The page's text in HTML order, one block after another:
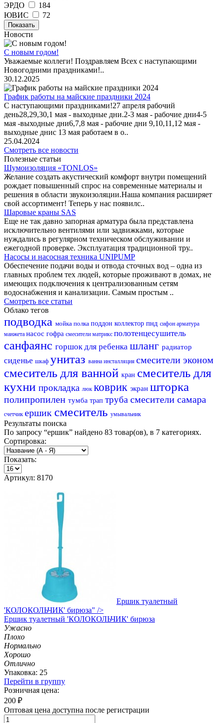
ЭРДО
184
ЮВИС
72
Показать
Новости
С новым годом!
Уважаемые коллеги! Поздравляем Всех с наступающими
Новогодними праздниками!..
30.12.2025
График работы на майские праздники 2024
С наступающими праздниками!27 апреля рабочий
день28,29,30,1 мая - выходные дни.2-3 мая - рабочие дни4-5
мая -выходные дни6,7,8 мая - рабочие дни 9,10,11,12 мая -
выходные днис 13 мая работаем в о..
25.04.2024
Смотреть все новости
Полезные статьи
Шумоизоляция «TONLOS»
Желание создать акустический комфорт внутри помещений
рождает повышенный спрос на современные материалы и
решения в области звукоизоляции.Наша компания расширяет
свой ассортимент! Теперь у нас появилс..
Шаровые краны SAS
Еще не так давно запорная арматура была представлена
исключительно вентилями или задвижками, которые
нуждались в регулярном техническом обслуживании и
ежегодной проверке. Эксплуатация традиционной тру..
Насосы и насосная техника UNIPUMP
Обеспечение подачи воды и отвода сточных вод – одна из
главных проблем тех людей, которые проживают в домах, не
имеющих подключения к централизованным сетям
водоснабжения и канализации. Самым простым ..
Смотреть все статьи
Облако тегов
подводка мойка полка поддон коллектор пнд сифон арматура
манжета насос гофра смесители матрикс полотенцесушитель
санфаянс горшок для ребенка шланг радиатор
сиденье шкаф унитаз ванна инсталляция смесители эконом
смеситель для ванной кран смеситель для
кухни прокладка люк коврик экран шторка
полипропилен тумба трап труба смесители самара
счетчик ершик смеситель умывальник
Результаты поиска
По запросу “ершик” найдено 83 товар(ов), в 7 категориях.
Сортировка:
Показать:
Артикул: 8170
Ершик туалетный
'КОЛОКОЛЬЧИК' бирюза" />
Ершик туалетный 'КОЛОКОЛЬЧИК' бирюза
Ужасно
Плохо
Нормально
Хорошо
Отлично
Упаковка: 25
Перейти в группу
Розничная цена:
200 ₽
Оптовая цена доступна после регистрации